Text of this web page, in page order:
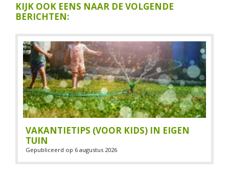
KIJK OOK EENS NAAR DE VOLGENDE
BERICHTEN:
VAKANTIETIPS (VOOR KIDS) IN EIGEN
TUIN
Gepubliceerd op 6 augustus 2026